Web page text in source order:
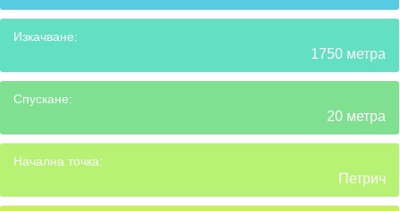
Изкачване:
1750 метра
Спускане:
20 метра
Начална точка:
Петрич